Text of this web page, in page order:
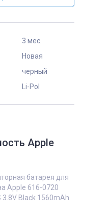
3 мес.
Новая
черный
Li-Pol
Apple
батарея для
Apple 616-0720
3.8V Black 1560mAh